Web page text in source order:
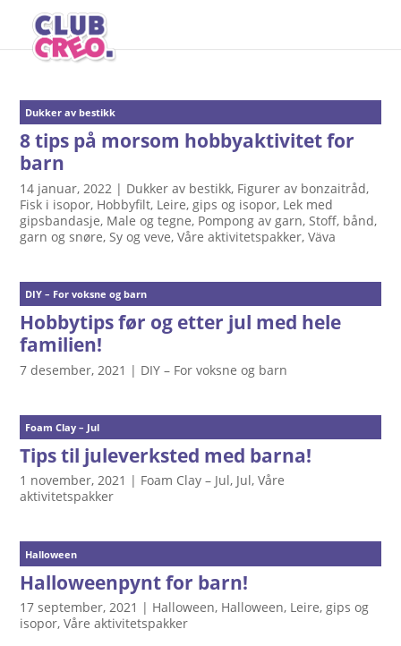
Dukker av bestikk
8 tips på morsom hobbyaktivitet for
barn
14 januar, 2022 | Dukker av bestikk, Figurer av bonzaitråd,
Fisk i isopor, Hobbyfilt, Leire, gips og isopor, Lek med
gipsbandasje, Male og tegne, Pompong av garn, Stoff, bånd,
garn og snøre, Sy og veve,Våre aktivitetspakker,Väva
DIY – For voksne og barn
Hobbytips før og etter jul med hele
familien!
7 desember, 2021 | DIY – For voksne og barn
Foam Clay – Jul
Tips til juleverksted med barna!
1 november, 2021 | Foam Clay – Jul, Jul,Våre
aktivitetspakker
Halloween
Halloweenpynt for barn!
17 september, 2021 | Halloween, Halloween, Leire, gips og
isopor,Våre aktivitetspakker